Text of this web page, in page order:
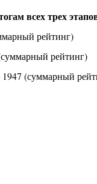
всех трех
рейтинг)
рейтинг)
(суммарный